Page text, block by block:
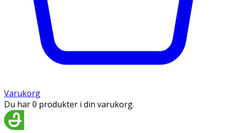
Varukorg
Du har 0 produkter i din varukorg.